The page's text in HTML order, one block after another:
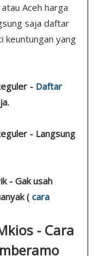
Aceh harga
saja daftar
keuntungan yang
- Daftar
- Langsung
- Gak usah
( cara
- Cara